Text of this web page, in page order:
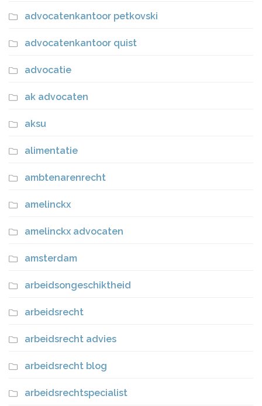
advocatenkantoor petkovski
advocatenkantoor quist
advocatie
ak advocaten
aksu
alimentatie
ambtenarenrecht
amelinckx
amelinckx advocaten
amsterdam
arbeidsongeschiktheid
arbeidsrecht
arbeidsrecht advies
arbeidsrecht blog
arbeidsrechtspecialist